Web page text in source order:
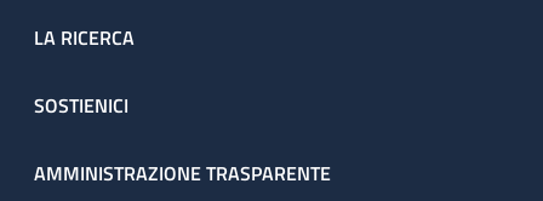
LA RICERCA
SOSTIENICI
AMMINISTRAZIONE TRASPARENTE